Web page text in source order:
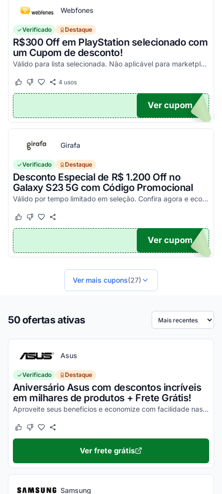
Webfones
Verificado Destaque
R$300 Off em PlayStation selecionado com
um Cupom de desconto!
Válido para lista selecionada. Não aplicável para marketplace. Aproveite!
Este cupom funcionou
Este cupom não funcionou
4 usos
FF
Ver cupom
Girafa
Verificado Destaque
Desconto Especial de R$ 1.200 Off no
Galaxy S23 5G com Código Promocional
Válido por tempo limitado em seleção. Confira agora e economize aplicando o seu cupom!
Este cupom funcionou
Este cupom não funcionou
200
Ver cupom
Ver mais cupons(27)
50 ofertas ativas Ordenar por
Asus
Verificado Destaque
Aniversário Asus com descontos incríveis
em milhares de produtos + Frete Grátis!
Aproveite seus benefícios e economize com facilidade nas suas compras!
Este cupom funcionou
Este cupom não funcionou
Ver frete grátis
Samsung